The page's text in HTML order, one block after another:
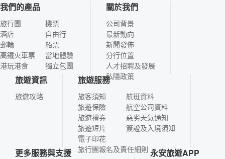
我們的產品
旅行團
酒店
郵輪
高鐵火車票
港玩港食
機票
自由行
船票
當地體驗
獨立包團
關於我們
公司背景
最新動向
新聞發佈
分行位置
人才招聘及發展
私隱政策
旅遊資訊
旅遊攻略
旅遊服務
旅客須知
旅遊保險
旅遊禮券
旅遊短片
電子印花
航班資料
航空公司資料
惡劣天氣通知
簽證及入境須知
旅行團報名及責任細則
更多服務與支援 永安旅遊APP